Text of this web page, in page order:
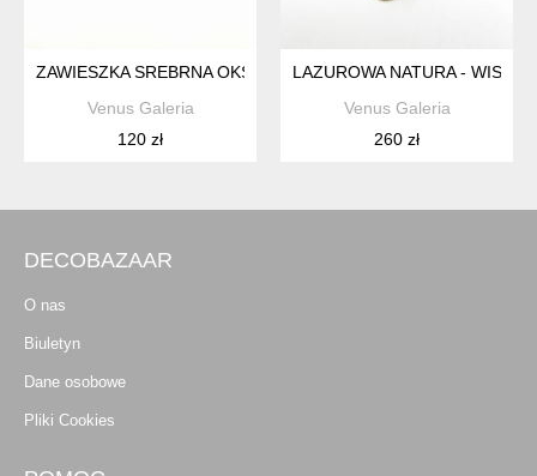
ZAWIESZKA SREBRNA OKSYDOWANA- KONICZYNKA
Venus Galeria
120 zł
LAZUROWA NATURA -
Venus Galeria
260 zł
DECOBAZAAR
O nas
Biuletyn
Dane osobowe
Pliki Cookies